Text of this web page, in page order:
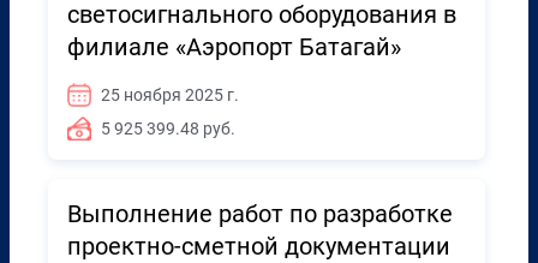
светосигнального оборудования в
филиале «Аэропорт Батагай»
25 ноября 2025 г.
5 925 399.48 руб.
Выполнение работ по разработке
проектно-сметной документации